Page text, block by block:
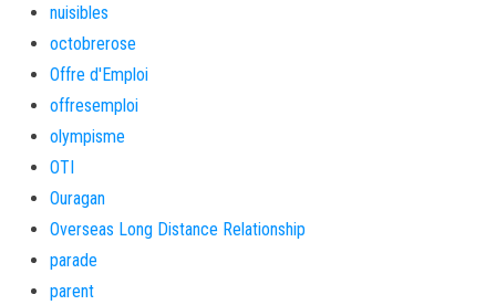
nuisibles
octobrerose
Offre d'Emploi
offresemploi
olympisme
OTI
Ouragan
Overseas Long Distance Relationship
parade
parent